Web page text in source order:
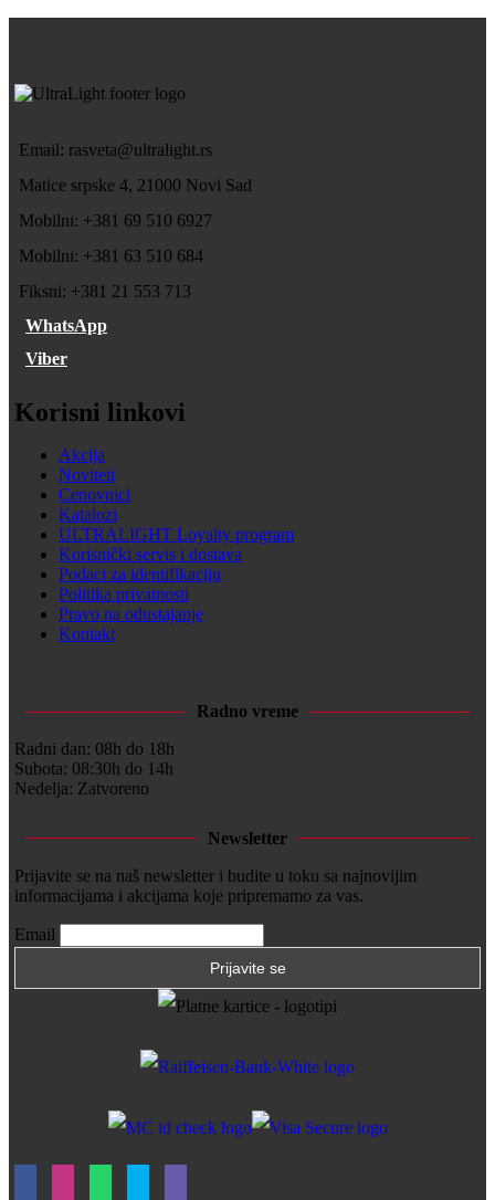
Email: rasveta@ultralight.rs
Matice srpske 4, 21000 Novi Sad
Mobilni: +381 69 510 6927
Mobilni: +381 63 510 684
Fiksni: +381 21 553 713
WhatsApp
Viber
Korisni linkovi
Akcija
Noviteti
Cenovnici
Katalozi
ULTRALIGHT Loyalty program
Korisnički servis i dostava
Podaci za identifikaciju
Politika privatnosti
Pravo na odustajanje
Kontakt
Radno vreme
Radni dan: 08h do 18h
Subota: 08:30h do 14h
Nedelja: Zatvoreno
Newsletter
Prijavite se na naš newsletter i budite u toku sa najnovijim
informacijama i akcijama koje pripremamo za vas.
Email